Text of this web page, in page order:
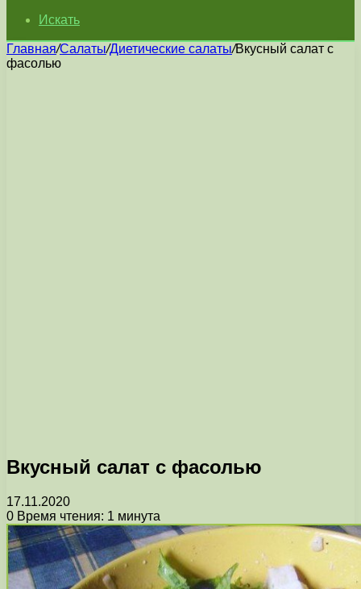
Искать
Главная/Салаты/Диетические салаты/Вкусный салат с
фасолью
Вкусный салат с фасолью
17.11.2020
0 Время чтения: 1 минута